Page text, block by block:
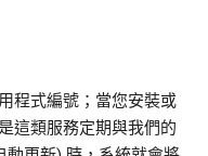
程式編號；當您安裝或
這類服務定期與我們的